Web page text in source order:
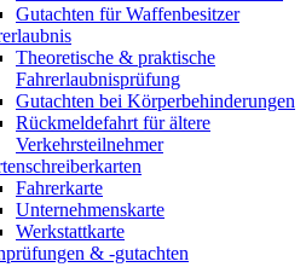
Gutachten für Waffenbesitzer
Theoretische & praktische
Fahrerlaubnisprüfung
Gutachten bei Körperbehinderungen
Rückmeldefahrt für ältere
Verkehrsteilnehmer
Fahrerkarte
Unternehmenskarte
Werkstattkarte
& -gutachten